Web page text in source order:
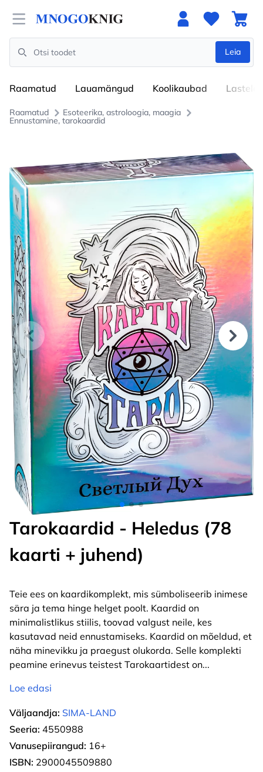
Open menu
Search
Leia
Raamatud Lauamängud Koolikaubad Lastele
Raamatud Esoteerika, astroloogia, maagia
Ennustamine, tarokaardid
Tarokaardid - Heledus (78
kaarti + juhend)
Teie ees on kaardikomplekt, mis sümboliseerib inimese
sära ja tema hinge helget poolt. Kaardid on
minimalistlikus stiilis, toovad valgust neile, kes
kasutavad neid ennustamiseks. Kaardid on mõeldud, et
näha minevikku ja praegust olukorda. Selle komplekti
peamine erinevus teistest Tarokaartidest on...
Loe edasi
Väljaandja: SIMA-LAND
Seeria: 4550988
Vanusepiirangud: 16+
ISBN: 2900045509880